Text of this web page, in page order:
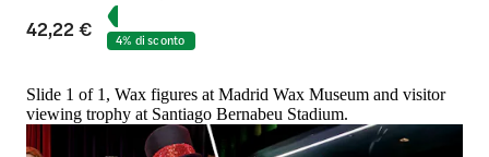
42,22 € 4% di sconto
Slide 1 of 1, Wax figures at Madrid Wax Museum and visitor
viewing trophy at Santiago Bernabeu Stadium.